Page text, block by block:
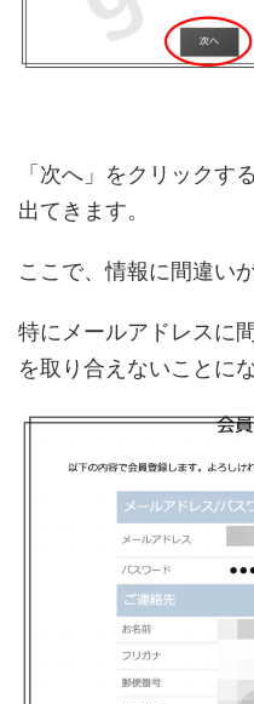
「次へ」をクリックす
出てきます。
ここで、情報に間違い
特にメールアドレスに
を取り合えないことに